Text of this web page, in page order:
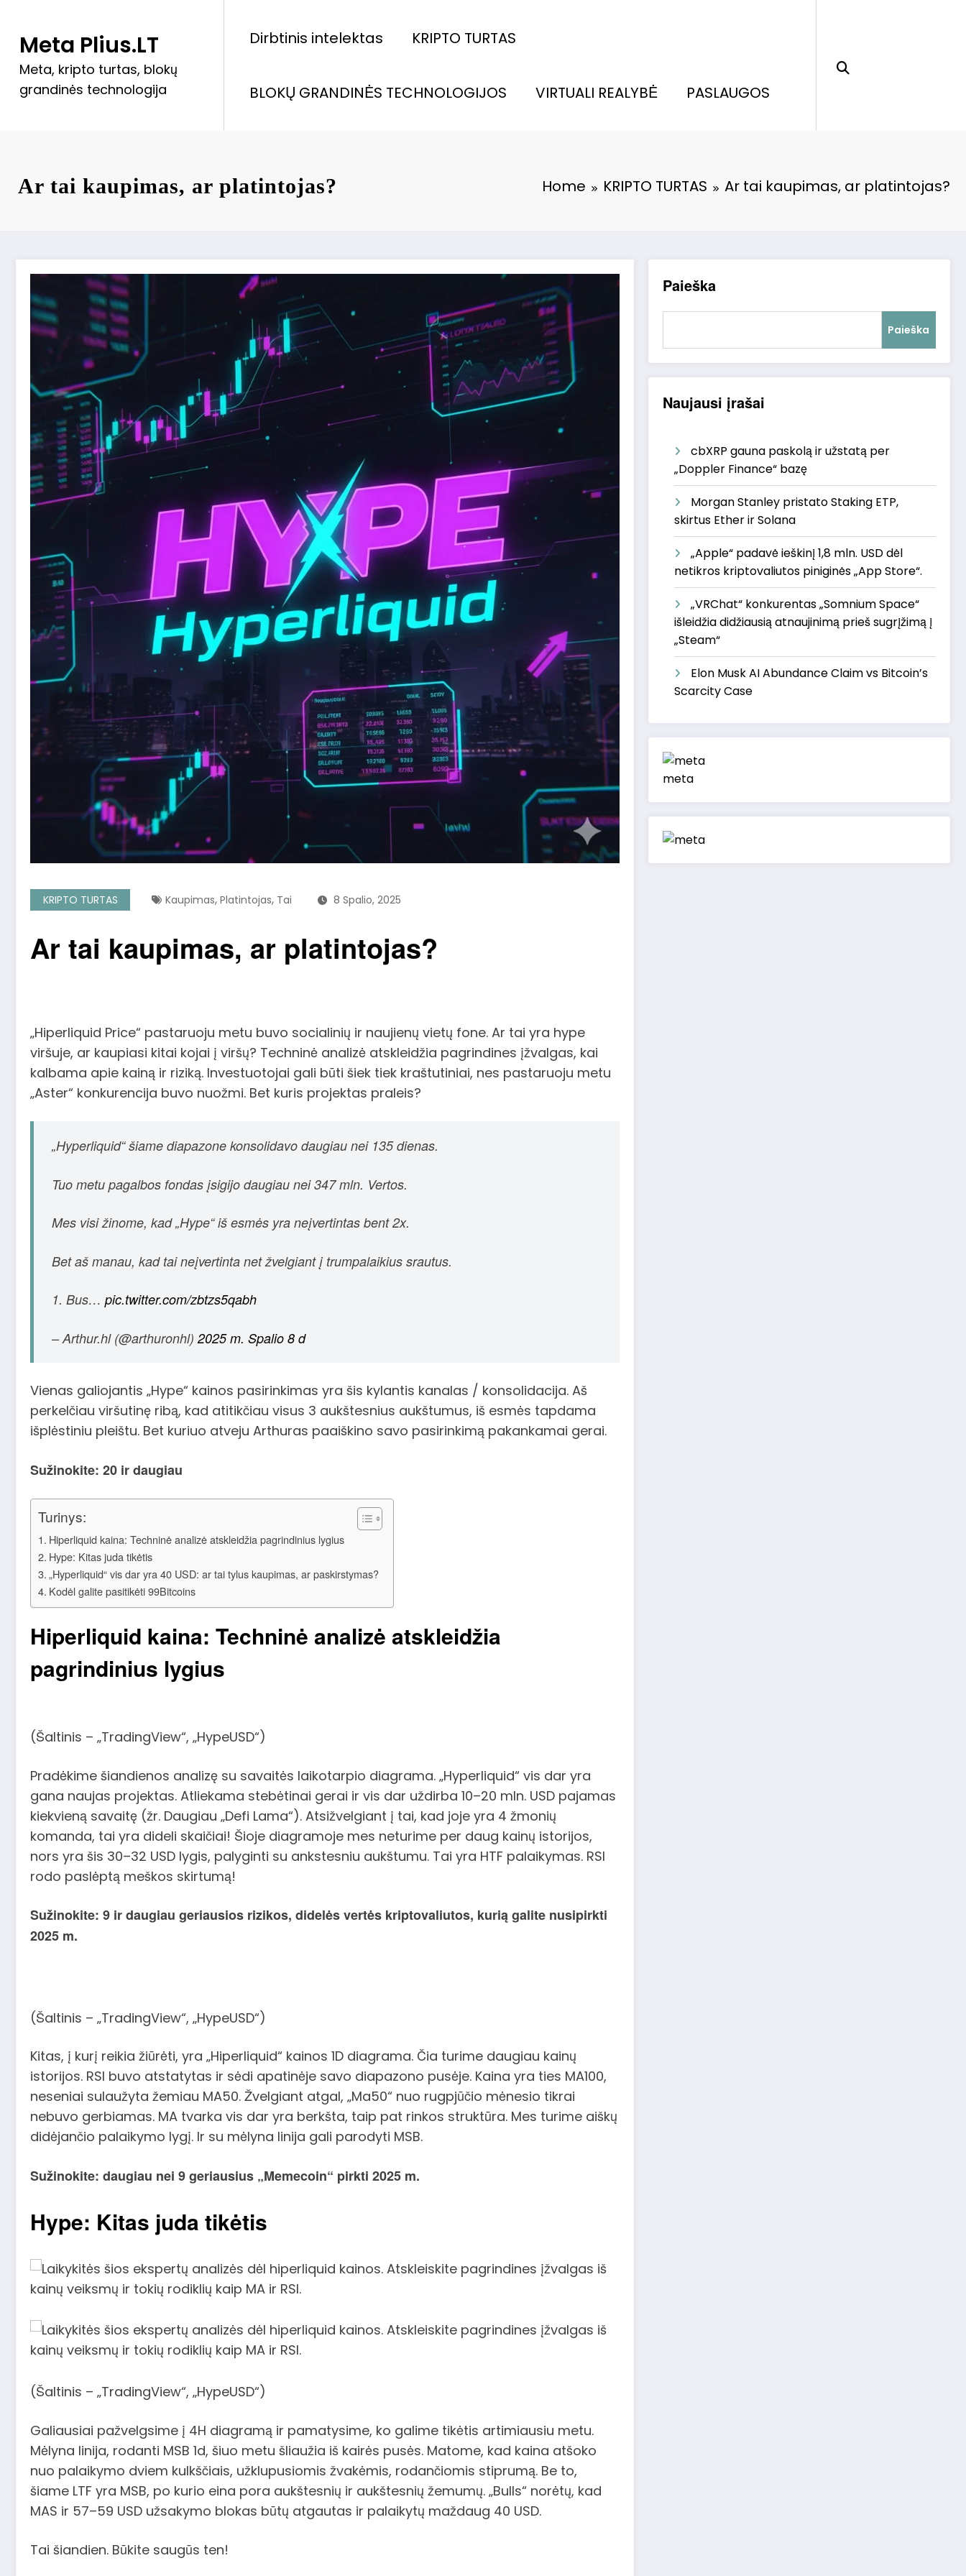
contentMeta Plius.LT
Meta, kripto turtas, blokų
grandinės technologija
Dirbtinis intelektas KRIPTO TURTAS
BLOKŲ GRANDINĖS TECHNOLOGIJOS VIRTUALI REALYBĖ PASLAUGOS
Ar tai kaupimas, ar platintojas? Home KRIPTO TURTAS Ar tai kaupimas, ar platintojas?
KRIPTO TURTAS Kaupimas, Platintojas, Tai 8 Spalio, 2025
Ar tai kaupimas, ar platintojas?
„Hiperliquid Price“ pastaruoju metu buvo socialinių ir naujienų vietų fone. Ar tai yra hype
viršuje, ar kaupiasi kitai kojai į viršų? Techninė analizė atskleidžia pagrindines įžvalgas, kai
kalbama apie kainą ir riziką. Investuotojai gali būti šiek tiek kraštutiniai, nes pastaruoju metu
„Aster“ konkurencija buvo nuožmi. Bet kuris projektas praleis?
„Hyperliquid“ šiame diapazone konsolidavo daugiau nei 135 dienas.
Tuo metu pagalbos fondas įsigijo daugiau nei 347 mln. Vertos.
Mes visi žinome, kad „Hype“ iš esmės yra neįvertintas bent 2x.
Bet aš manau, kad tai neįvertinta net žvelgiant į trumpalaikius srautus.
1. Bus… pic.twitter.com/zbtzs5qabh
– Arthur.hl (@arthuronhl)2025 m. Spalio 8 d
Vienas galiojantis „Hype“ kainos pasirinkimas yra šis kylantis kanalas / konsolidacija. Aš
perkelčiau viršutinę ribą, kad atitikčiau visus 3 aukštesnius aukštumus, iš esmės tapdama
išplėstiniu pleištu. Bet kuriuo atveju Arthuras paaiškino savo pasirinkimą pakankamai gerai.
Sužinokite: 20 ir daugiau
Turinys:
Hiperliquid kaina: Techninė analizė atskleidžia pagrindinius lygius
Hype: Kitas juda tikėtis
„Hyperliquid“ vis dar yra 40 USD: ar tai tylus kaupimas, ar paskirstymas?
Kodėl galite pasitikėti 99Bitcoins
Hiperliquid kaina: Techninė analizė atskleidžia
pagrindinius lygius
(Šaltinis – „TradingView“, „HypeUSD“)
Pradėkime šiandienos analizę su savaitės laikotarpio diagrama. „Hyperliquid“ vis dar yra
gana naujas projektas. Atliekama stebėtinai gerai ir vis dar uždirba 10–20 mln. USD pajamas
kiekvieną savaitę (žr. Daugiau „Defi Lama“). Atsižvelgiant į tai, kad joje yra 4 žmonių
komanda, tai yra dideli skaičiai! Šioje diagramoje mes neturime per daug kainų istorijos,
nors yra šis 30–32 USD lygis, palyginti su ankstesniu aukštumu. Tai yra HTF palaikymas. RSI
rodo paslėptą meškos skirtumą!
Sužinokite: 9 ir daugiau geriausios rizikos, didelės vertės kriptovaliutos, kurią galite nusipirkti
2025 m.
(Šaltinis – „TradingView“, „HypeUSD“)
Kitas, į kurį reikia žiūrėti, yra „Hiperliquid“ kainos 1D diagrama. Čia turime daugiau kainų
istorijos. RSI buvo atstatytas ir sėdi apatinėje savo diapazono pusėje. Kaina yra ties MA100,
neseniai sulaužyta žemiau MA50. Žvelgiant atgal, „Ma50“ nuo rugpjūčio mėnesio tikrai
nebuvo gerbiamas. MA tvarka vis dar yra berkšta, taip pat rinkos struktūra. Mes turime aiškų
didėjančio palaikymo lygį. Ir su mėlyna linija gali parodyti MSB.
Sužinokite: daugiau nei 9 geriausius „Memecoin“ pirkti 2025 m.
Hype: Kitas juda tikėtis
(Šaltinis – „TradingView“, „HypeUSD“)
Galiausiai pažvelgsime į 4H diagramą ir pamatysime, ko galime tikėtis artimiausiu metu.
Mėlyna linija, rodanti MSB 1d, šiuo metu šliaužia iš kairės pusės. Matome, kad kaina atšoko
nuo palaikymo dviem kulkščiais, užklupusiomis žvakėmis, rodančiomis stiprumą. Be to,
šiame LTF yra MSB, po kurio eina pora aukštesnių ir aukštesnių žemumų. „Bulls“ norėtų, kad
MAS ir 57–59 USD užsakymo blokas būtų atgautas ir palaikytų maždaug 40 USD.
Tai šiandien. Būkite saugūs ten!
Paieška
Paieška
Naujausi įrašai
cbXRP gauna paskolą ir užstatą per
„Doppler Finance“ bazę
Morgan Stanley pristato Staking ETP,
skirtus Ether ir Solana
„Apple“ padavė ieškinį 1,8 mln. USD dėl
netikros kriptovaliutos piniginės „App Store“.
„VRChat“ konkurentas „Somnium Space“
išleidžia didžiausią atnaujinimą prieš sugrįžimą į
„Steam“
Elon Musk AI Abundance Claim vs Bitcoin’s
Scarcity Case
meta